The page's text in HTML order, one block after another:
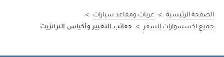
الصفحة الرئيسية > عربات ومقاعد سيارات
>
جميع اكسسوارات السفر
> حقائب التغيير وأكياس الترانزيت